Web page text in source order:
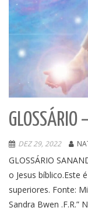
GLOSSÁRIO
DEZ 29, 2022
GLOSSÁRIO
o Jesus bíblico.Este
superiores. Fonte:
Sandra Bwen .F.R.”